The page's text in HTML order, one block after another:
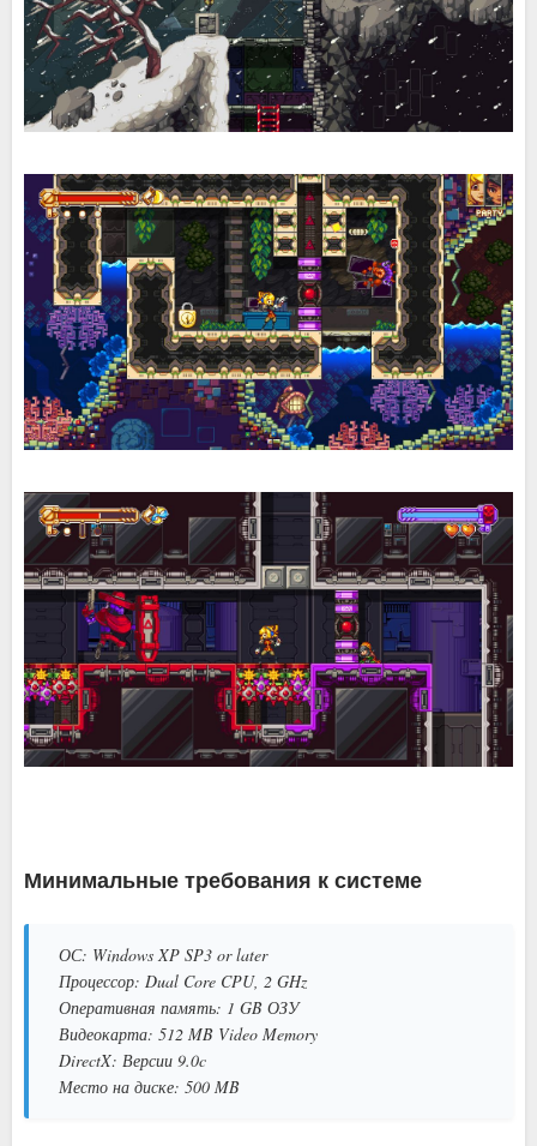
Минимальные требования к системе
ОС: Windows XP SP3 or later
Процессор: Dual Core CPU, 2 GHz
Оперативная память: 1 GB ОЗУ
Видеокарта: 512 MB Video Memory
DirectX: Версии 9.0c
Место на диске: 500 MB